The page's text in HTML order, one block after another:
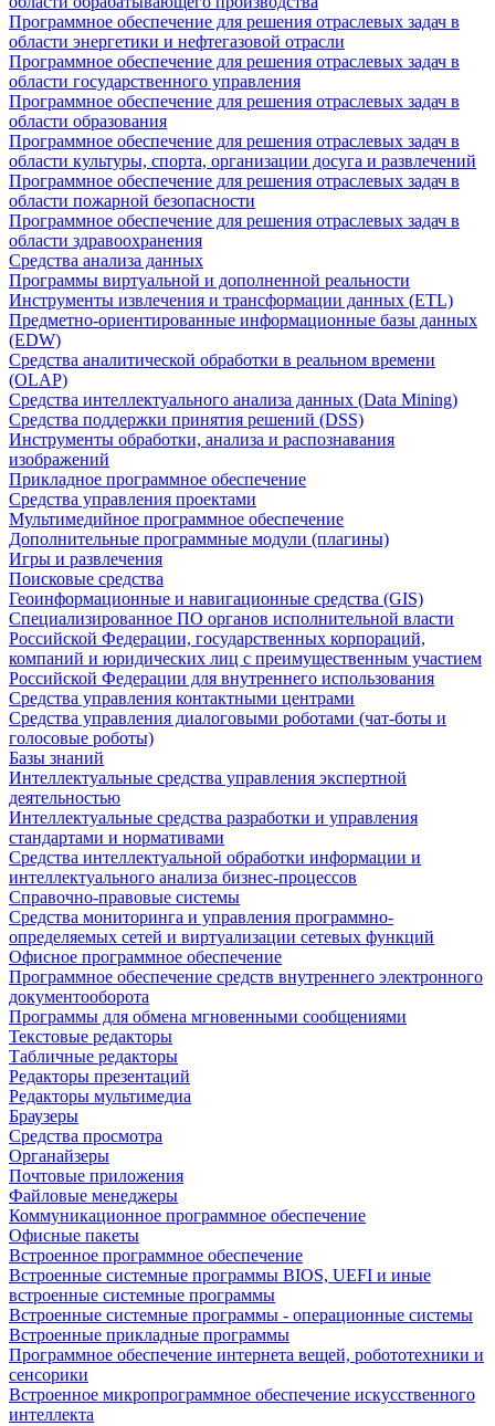
Программное обеспечение для решения отраслевых задач в
области энергетики и нефтегазовой отрасли
Программное обеспечение для решения отраслевых задач в
области государственного управления
Программное обеспечение для решения отраслевых задач в
области образования
Программное обеспечение для решения отраслевых задач в
области культуры, спорта, организации досуга и развлечений
Программное обеспечение для решения отраслевых задач в
области пожарной безопасности
Программное обеспечение для решения отраслевых задач в
области здравоохранения
Средства анализа данных
Программы виртуальной и дополненной реальности
Инструменты извлечения и трансформации данных (ETL)
Предметно-ориентированные информационные базы данных
(EDW)
Средства аналитической обработки в реальном времени
(OLAP)
Средства интеллектуального анализа данных (Data Mining)
Средства поддержки принятия решений (DSS)
Инструменты обработки, анализа и распознавания
изображений
Прикладное программное обеспечение
Средства управления проектами
Мультимедийное программное обеспечение
Дополнительные программные модули (плагины)
Игры и развлечения
Поисковые средства
Геоинформационные и навигационные средства (GIS)
Специализированное ПО органов исполнительной власти
Российской Федерации, государственных корпораций,
компаний и юридических лиц с преимущественным участием
Российской Федерации для внутреннего использования
Средства управления контактными центрами
Средства управления диалоговыми роботами (чат-боты и
голосовые роботы)
Базы знаний
Интеллектуальные средства управления экспертной
деятельностью
Интеллектуальные средства разработки и управления
стандартами и нормативами
Средства интеллектуальной обработки информации и
интеллектуального анализа бизнес-процессов
Справочно-правовые системы
Средства мониторинга и управления программно-
определяемых сетей и виртуализации сетевых функций
Офисное программное обеспечение
Программное обеспечение средств внутреннего электронного
документооборота
Программы для обмена мгновенными сообщениями
Текстовые редакторы
Табличные редакторы
Редакторы презентаций
Редакторы мультимедиа
Браузеры
Средства просмотра
Органайзеры
Почтовые приложения
Файловые менеджеры
Коммуникационное программное обеспечение
Офисные пакеты
Встроенное программное обеспечение
Встроенные системные программы BIOS, UEFI и иные
встроенные системные программы
Встроенные системные программы - операционные системы
Встроенные прикладные программы
Программное обеспечение интернета вещей, робототехники и
сенсорики
Встроенное микропрограммное обеспечение искусственного
интеллекта